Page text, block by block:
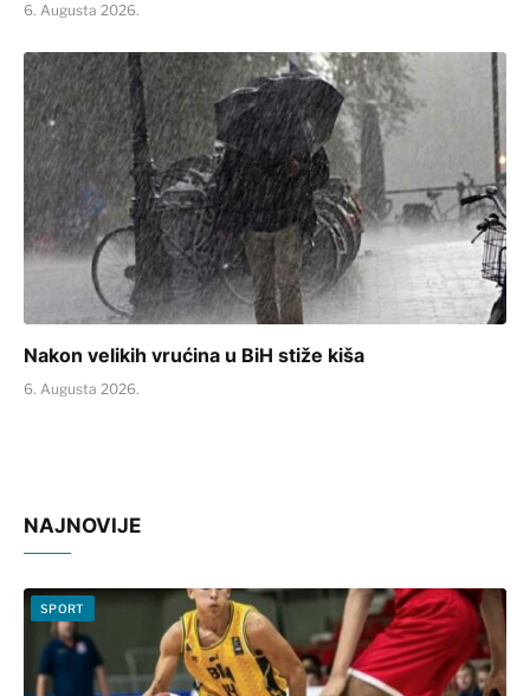
6. Augusta 2026.
Nakon velikih vrućina u BiH stiže kiša
6. Augusta 2026.
NAJNOVIJE
SPORT